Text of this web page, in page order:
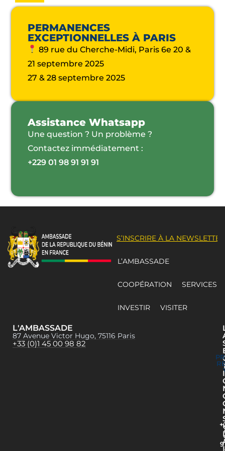
PERMANENCES
EXCEPTIONNELLES À PARIS
89 rue du Cherche-Midi, Paris 6e 20 &
21 septembre 2025
27 & 28 septembre 2025
Assistance Whatsapp
Une question ? Un problème ?
Contactez immédiatement :
+229 01 98 91 91 91
S’INSCRIRE À LA NEWSLETTER
L’AMBASSADE
COOPÉRATION SERVICES
INVESTIR VISITER
L'AMBASSADE
87 Avenue Victor Hugo, 75116 Paris
+33 (0)1 45 00 98 82
I
I